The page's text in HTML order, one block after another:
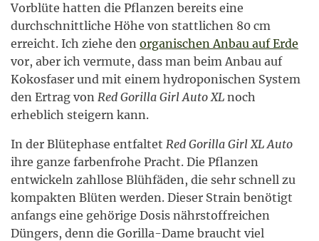
Vorblüte hatten die Pflanzen bereits eine
durchschnittliche Höhe von stattlichen 80 cm
erreicht. Ich ziehe den organischen Anbau auf Erde
vor, aber ich vermute, dass man beim Anbau auf
Kokosfaser und mit einem hydroponischen System
den Ertrag von Red Gorilla Girl Auto XL noch
erheblich steigern kann.
In der Blütephase entfaltet Red Gorilla Girl XL Auto
ihre ganze farbenfrohe Pracht. Die Pflanzen
entwickeln zahllose Blühfäden, die sehr schnell zu
kompakten Blüten werden. Dieser Strain benötigt
anfangs eine gehörige Dosis nährstoffreichen
Düngers, denn die Gorilla-Dame braucht viel